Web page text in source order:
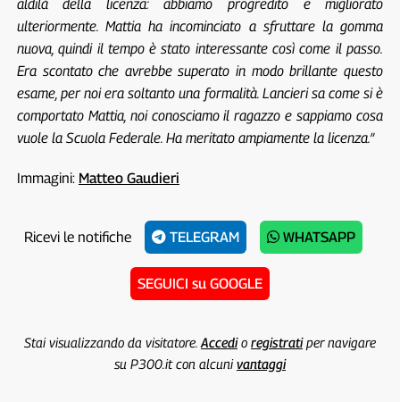
aldilà della licenza: abbiamo progredito e migliorato
ulteriormente. Mattia ha incominciato a sfruttare la gomma
nuova, quindi il tempo è stato interessante così come il passo.
Era scontato che avrebbe superato in modo brillante questo
esame, per noi era soltanto una formalità. Lancieri sa come si è
comportato Mattia, noi conosciamo il ragazzo e sappiamo cosa
vuole la Scuola Federale. Ha meritato ampiamente la licenza.”
Immagini: Matteo Gaudieri
Ricevi le notifiche TELEGRAM WHATSAPP
SEGUICI su GOOGLE
Stai visualizzando da visitatore. Accedio registratiper navigare
su P300.it con alcunivantaggi